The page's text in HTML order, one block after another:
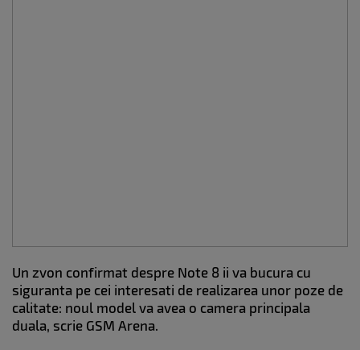
Un zvon confirmat despre Note 8 ii va bucura cu
siguranta pe cei interesati de realizarea unor poze de
calitate: noul model va avea o camera principala
duala, scrie GSM Arena.